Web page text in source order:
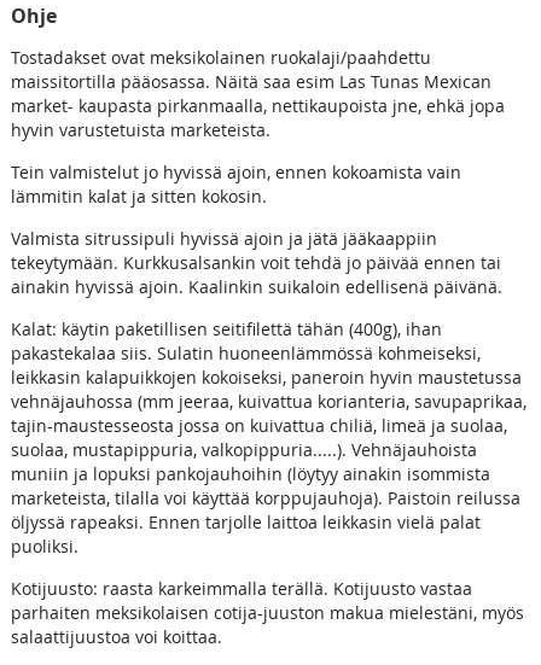
Ohje
Tostadakset ovat meksikolainen ruokalaji/paahdettu
maissitortilla pääosassa. Näitä saa esim Las Tunas Mexican
market- kaupasta pirkanmaalla, nettikaupoista jne, ehkä jopa
hyvin varustetuista marketeista.
Tein valmistelut jo hyvissä ajoin, ennen kokoamista vain
lämmitin kalat ja sitten kokosin.
Valmista sitrussipuli hyvissä ajoin ja jätä jääkaappiin
tekeytymään. Kurkkusalsankin voit tehdä jo päivää ennen tai
ainakin hyvissä ajoin. Kaalinkin suikaloin edellisenä päivänä.
Kalat: käytin paketillisen seitifilettä tähän (400g), ihan
pakastekalaa siis. Sulatin huoneenlämmössä kohmeiseksi,
leikkasin kalapuikkojen kokoiseksi, paneroin hyvin maustetussa
vehnäjauhossa (mm jeeraa, kuivattua korianteria, savupaprikaa,
tajin-maustesseosta jossa on kuivattua chiliä, limeä ja suolaa,
suolaa, mustapippuria, valkopippuria.....). Vehnäjauhoista
muniin ja lopuksi pankojauhoihin (löytyy ainakin isommista
marketeista, tilalla voi käyttää korppujauhoja). Paistoin reilussa
öljyssä rapeaksi. Ennen tarjolle laittoa leikkasin vielä palat
puoliksi.
Kotijuusto: raasta karkeimmalla terällä. Kotijuusto vastaa
parhaiten meksikolaisen cotija-juuston makua mielestäni, myös
salaattijuustoa voi koittaa.